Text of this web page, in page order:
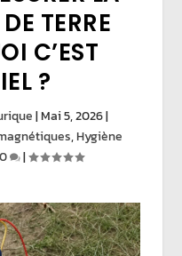
TERRE
C’EST
?
|Mai 5, 2026|
,Hygiène
0 |